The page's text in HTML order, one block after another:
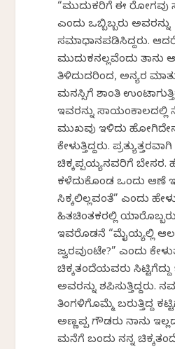
“ಮುದುಕರಿಗೆ ಈ ರೋಗವು
ಎಂದು ಒಬ್ಬಿಬ್ಬರು ಅವರನ್ನು
ಸಮಾಧಾನಪಡಿಸಿದ್ದರು. ಆದರೆ
ಮುದುಕನಲ್ಲವೆಂದು ತಾನು
ತಿಳಿದುದರಿಂದ, ಅನ್ಯರ
ಮನಸ್ಸಿಗೆ ಶಾಂತಿ
ಇವರನ್ನು
ಮುಖವು ಇಳಿದು
ಕೇಳುತ್ತಿದ್ದರು.
ಚಿಕ್ಕಪ್ಪಯ್ಯನವರಿಗೆ
ಕಳೆದುಕೊಂಡ ಒಂದು ಆಣೆ
ಸಿಕ್ಕಲಿಲ್ಲವಂತೆ” ಎಂದು
ಹಿತಚಿಂತಕರಲ್ಲಿ
ಇವರೊಡನೆ “ಮೈಯ್ಯಲ್ಲಿ
ಜ್ವರವುಂಟೇ?” ಎಂದು
ಚಿಕ್ಕತಂದೆಯವರು
ಅವರನ್ನು ಶಪಿಸುತ್ತಿದ್ದರು.
ತಿಂಗಳಿಗೊಮ್ಮೆ ಬರುತ್ತಿದ್ದ
ಅಣ್ಣಪ್ಪ ಗೌಡರು ನಾನು
ಮನೆಗೆ ಬಂದು ನನ್ನ